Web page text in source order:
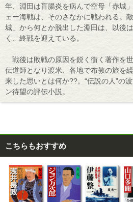
年、淵田は盲腸炎を病んで空母「赤城
ェー海戦は、そのさなかに戦われる。
城」から何とか脱出した淵田は、以後
く、終戦を迎えている。
戦後は敗戦の原因を鋭く衝く著作を
伝道師となり渡米、各地で布教の旅を
来した思いとは何か??。“伝説の人”の
ン待望の評伝小説。
こちらもおすすめ